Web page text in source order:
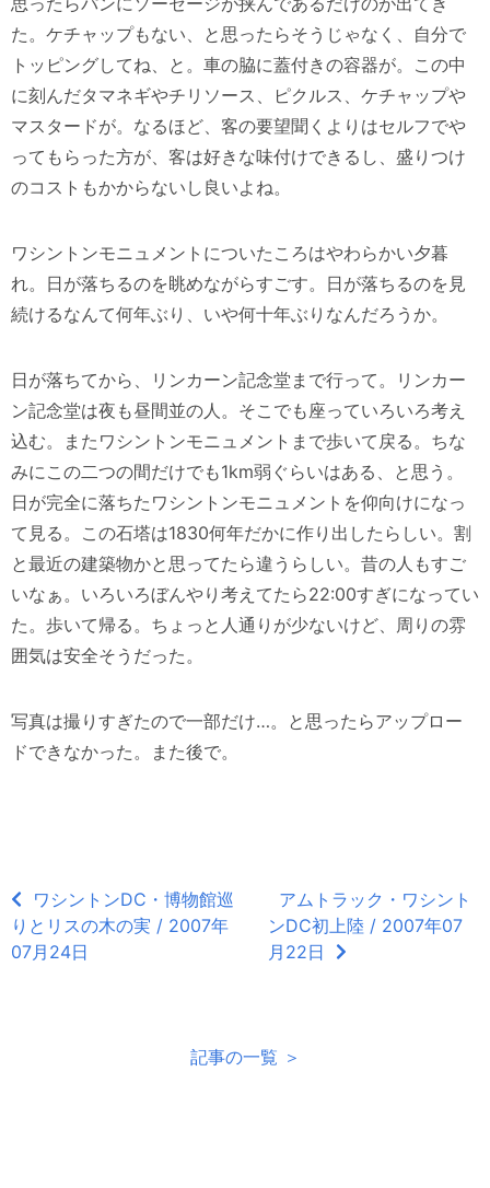
た。ケチャップもない、と思ったらそうじゃなく、自分で
トッピングしてね、と。車の脇に蓋付きの容器が。この中
に刻んだタマネギやチリソース、ピクルス、ケチャップや
マスタードが。なるほど、客の要望聞くよりはセルフでや
ってもらった方が、客は好きな味付けできるし、盛りつけ
のコストもかからないし良いよね。
ワシントンモニュメントについたころはやわらかい夕暮
れ。日が落ちるのを眺めながらすごす。日が落ちるのを見
続けるなんて何年ぶり、いや何十年ぶりなんだろうか。
日が落ちてから、リンカーン記念堂まで行って。リンカー
ン記念堂は夜も昼間並の人。そこでも座っていろいろ考え
込む。またワシントンモニュメントまで歩いて戻る。ちな
みにこの二つの間だけでも1km弱ぐらいはある、と思う。
日が完全に落ちたワシントンモニュメントを仰向けになっ
て見る。この石塔は1830何年だかに作り出したらしい。割
と最近の建築物かと思ってたら違うらしい。昔の人もすご
いなぁ。いろいろぼんやり考えてたら22:00すぎになってい
た。歩いて帰る。ちょっと人通りが少ないけど、周りの雰
囲気は安全そうだった。
写真は撮りすぎたので一部だけ…。と思ったらアップロー
ドできなかった。また後で。
ワシントンDC・博物館巡
りとリスの木の実 / 2007年
07月24日
アムトラック・ワシント
ンDC初上陸 / 2007年07
月22日
記事の一覧 ＞